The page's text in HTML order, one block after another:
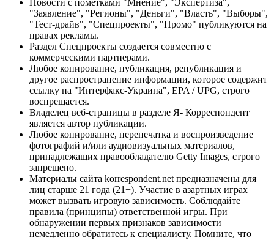
Новости с пометками "Мнение", "Экспертиза",
"Заявление", "Регионы", "Деньги", "Власть", "Выборы",
"Тест-драйв", "Спецпроекты", "Промо" публикуются на
правах рекламы.
Раздел Спецпроекты создается совместно с
коммерческими партнерами.
Любое копирование, публикация, републикация и
другое распространение информации, которое содержит
ссылку на "Интерфакс-Украина", EPA / UPG, строго
воспрещается.
Владелец веб-страницы в разделе Я- Корреспондент
является автор публикации.
Любое копирование, перепечатка и воспроизведение
фотографий и/или аудиовизуальных материалов,
принадлежащих правообладателю Getty Images, строго
запрещено.
Материалы сайта korrespondent.net предназначены для
лиц старше 21 года (21+). Участие в азартных играх
может вызвать игровую зависимость. Соблюдайте
правила (принципы) ответственной игры. При
обнаружении первых признаков зависимости
немедленно обратитесь к специалисту. Помните, что